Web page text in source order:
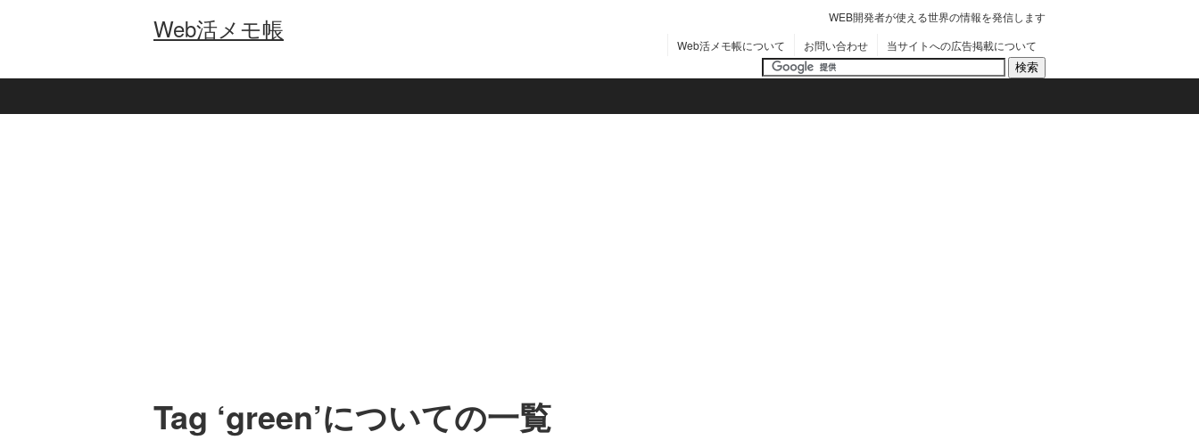
Web活メモ帳
WEB開発者が使える世界の情報を発信します
Web活メモ帳について
お問い合わせ 当サイトへの広告掲載について
Tag ‘green’についての一覧